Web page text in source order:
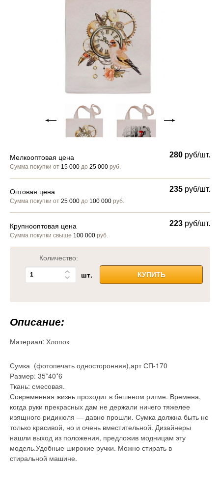
Мелкооптовая цена
Сумма покупки от 15 000 до 25 000 руб.
280 руб/шт.
Оптовая цена
Сумма покупки от 25 000 до 100 000 руб.
235 руб/шт.
Крупнооптовая цена
Сумма покупки свыше 100 000 руб.
223 руб/шт.
Количество:
шт. КУПИТЬ
Описание:
Материал: Хлопок
Сумка (фотопечать односторонняя),арт СП-170
Размер: 35*40*6
Ткань: смесовая.
Современная жизнь проходит в бешеном ритме. Времена,
когда руки прекрасных дам не держали ничего тяжелее
изящного ридикюля — давно прошли. Сумка должна быть не
только красивой, но и очень вместительной. Дизайнеры
нашли выход из положения, предложив модницам эту
модель.Удобные широкие ручки. Можно стирать в
стиральной машине.